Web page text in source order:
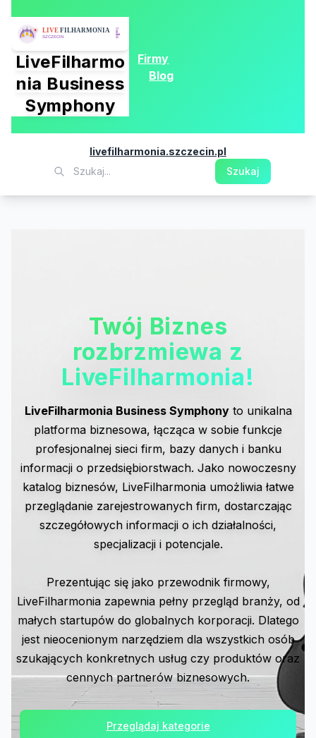
LiveFilharmo
nia Business
Symphony
Firmy
Blog
livefilharmonia.szczecin.pl
Szukaj
Twój Biznes
rozbrzmiewa z
LiveFilharmonia!
LiveFilharmonia Business Symphonyto unikalna
platforma biznesowa, łącząca w sobie funkcje
profesjonalnej sieci firm, bazy danych i banku
informacji o przedsiębiorstwach. Jako nowoczesny
katalog biznesów, LiveFilharmonia umożliwia łatwe
przeglądanie zarejestrowanych firm, dostarczając
szczegółowych informacji o ich działalności,
specjalizacji i potencjale.
Prezentując się jako przewodnik firmowy,
LiveFilharmonia zapewnia pełny przegląd branży, od
małych startupów do globalnych korporacji. Dlatego
jest nieocenionym narzędziem dla wszystkich osób
szukających konkretnych usług czy produktów oraz
cennych partnerów biznesowych.
Przeglądaj kategorie